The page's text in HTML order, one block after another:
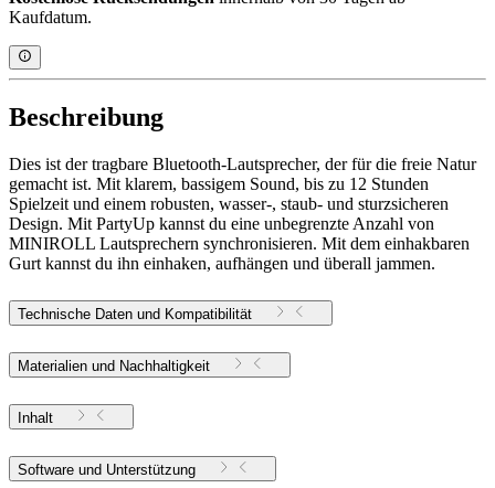
Kaufdatum.
Beschreibung
Dies ist der tragbare Bluetooth-Lautsprecher, der für die freie Natur
gemacht ist. Mit klarem, bassigem Sound, bis zu 12 Stunden
Spielzeit und einem robusten, wasser-, staub- und sturzsicheren
Design. Mit PartyUp kannst du eine unbegrenzte Anzahl von
MINIROLL Lautsprechern synchronisieren. Mit dem einhakbaren
Gurt kannst du ihn einhaken, aufhängen und überall jammen.
Technische Daten und Kompatibilität
Materialien und Nachhaltigkeit
Inhalt
Software und Unterstützung